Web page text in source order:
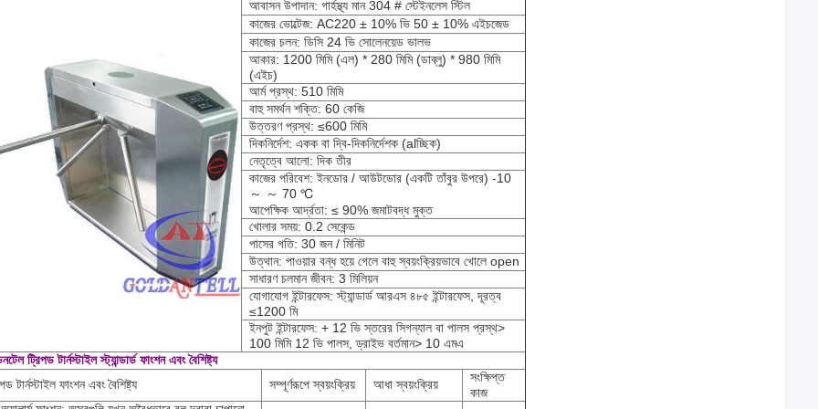
আবাসন উপাদান: গার্হস্থ্য মান 304 # স্টেইনলেস স্টিল
কাজের ভোল্টেজ: AC220 ± 10% ভি 50 ± 10% এইচজেড
কাজের চলন: ডিসি 24 ভি সোলেনয়েড ভালভ
আকার: 1200 মিমি (এল) * 280 মিমি (ডাব্লু) * 980 মিমি
(এইচ)
আর্ম প্রস্থ: 510 মিমি
বাহু সমর্থন শক্তি: 60 কেজি
উত্তরণ প্রস্থ: ≤600 মিমি
দিকনির্দেশ: একক বা দ্বি-দিকনির্দেশক (alচ্ছিক)
নেতৃত্বে আলো: দিক তীর
কাজের পরিবেশ: ইনডোর / আউটডোর (একটি তাঁবুর উপরে) -10
～ ～ 70 ℃
আপেক্ষিক আর্দ্রতা: ≤ 90% জমাটবদ্ধ মুক্ত
খোলার সময়: 0.2 সেকেন্ড
পাসের গতি: 30 জন / মিনিট
উত্থান: পাওয়ার বন্ধ হয়ে গেলে বাহু স্বয়ংক্রিয়ভাবে খোলে open
সাধারণ চলমান জীবন: 3 মিলিয়ন
যোগাযোগ ইন্টারফেস: স্ট্যান্ডার্ড আরএস ৪৮৫ ইন্টারফেস, দূরত্ব
≤1200 মি
ইনপুট ইন্টারফেস: + 12 ভি স্তরের সিগন্যাল বা পালস প্রস্থ>
100 মিমি 12 ভি পালস, ড্রাইভ বর্তমান> 10 এমএ
ট্রিপড টার্নস্টাইল স্ট্যান্ডার্ড ফাংশন এবং বৈশিষ্ট্য
টার্নস্টাইল ফাংশন এবং বৈশিষ্ট্য
সম্পূর্ণরূপে স্বয়ংক্রিয় আধা স্বয়ংক্রিয়
সংক্ষিপ্ত
কাজ